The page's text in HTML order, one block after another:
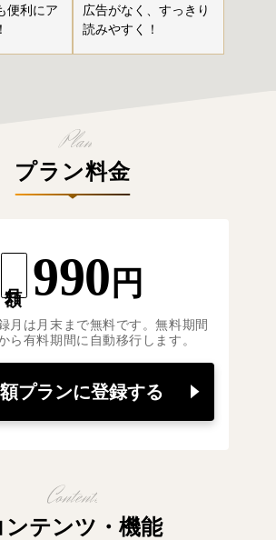
便利にア
広告がなく、すっきり
読みやすく！
プラン料金
990 円
月は月末まで無料です。無料期間
ら有料期間に自動移行します。
プランに登録する
ンテンツ・機能